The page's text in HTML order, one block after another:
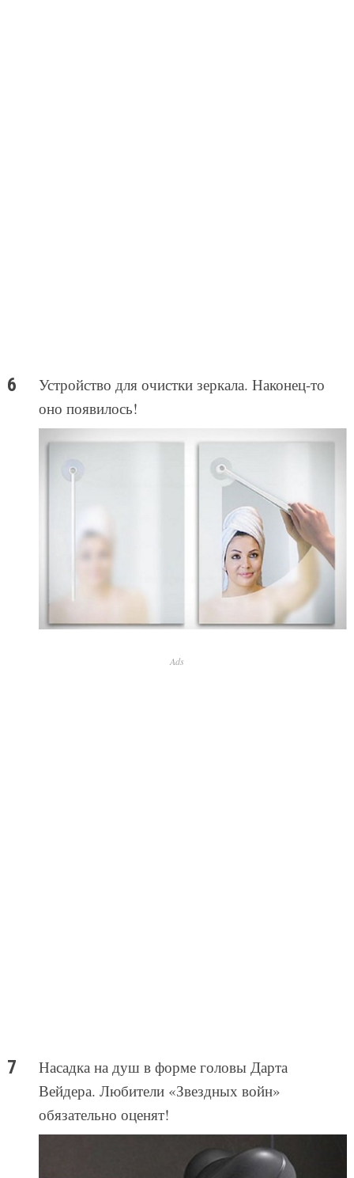
Устройство для очистки зеркала. Наконец-то
оно появилось!
Ads
Насадка на душ в форме головы Дарта
Вейдера. Любители «Звездных войн»
обязательно оценят!